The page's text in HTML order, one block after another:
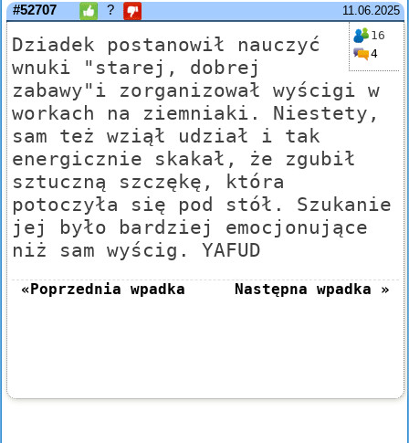
11.06.2025
#52707 ?
16
4
Dziadek postanowił nauczyć
wnuki "starej, dobrej
zabawy"i zorganizował wyścigi w
workach na ziemniaki. Niestety,
sam też wziął udział i tak
energicznie skakał, że zgubił
sztuczną szczękę, która
potoczyła się pod stół. Szukanie
jej było bardziej emocjonujące
niż sam wyścig. YAFUD
«Poprzednia wpadka Następna wpadka »